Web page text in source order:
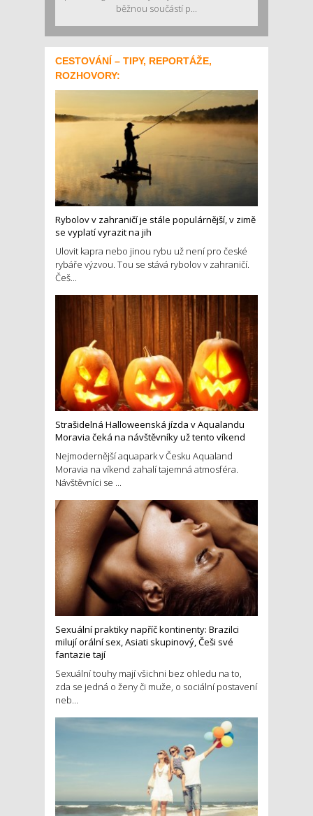
běžnou součástí p...
CESTOVÁNÍ – TIPY, REPORTÁŽE,
ROZHOVORY:
Rybolov v zahraničí je stále populárnější, v zimě
se vyplatí vyrazit na jih
Ulovit kapra nebo jinou rybu už není pro české
rybáře výzvou. Tou se stává rybolov v zahraničí.
Češ...
Strašidelná Halloweenská jízda v Aqualandu
Moravia čeká na návštěvníky už tento víkend
Nejmodernější aquapark v Česku Aqualand
Moravia na víkend zahalí tajemná atmosféra.
Návštěvníci se ...
Sexuální praktiky napříč kontinenty: Brazilci
milují orální sex, Asiati skupinový, Češi své
fantazie tají
Sexuální touhy mají všichni bez ohledu na to,
zda se jedná o ženy či muže, o sociální postavení
neb...